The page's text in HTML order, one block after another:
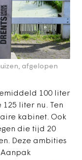
afgelopen
100 liter
liter nu. Ten
kabinet. Ook
die tijd 20
Deze ambities